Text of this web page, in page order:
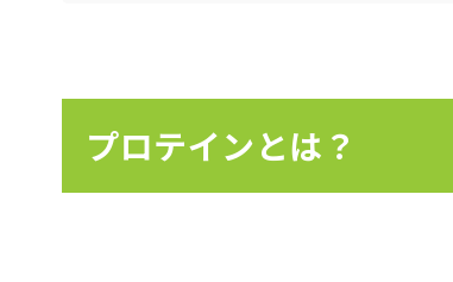
プロテインとは？